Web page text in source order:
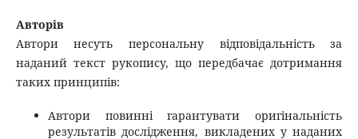
Авторів
Автори несуть персональну відповідальність за
наданий текст рукопису, що передбачає дотримання
таких принципів:
Автори повинні гарантувати оригінальність
результатів дослідження, викладених у наданих